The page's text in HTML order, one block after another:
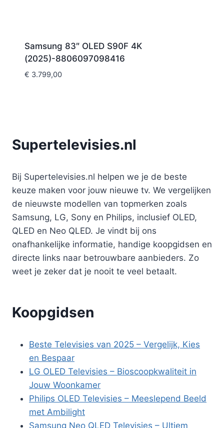
Samsung 83″ OLED S90F 4K
(2025)-8806097098416
€ 3.799,00
Supertelevisies.nl
Bij Supertelevisies.nl helpen we je de beste
keuze maken voor jouw nieuwe tv. We vergelijken
de nieuwste modellen van topmerken zoals
Samsung, LG, Sony en Philips, inclusief OLED,
QLED en Neo QLED. Je vindt bij ons
onafhankelijke informatie, handige koopgidsen en
directe links naar betrouwbare aanbieders. Zo
weet je zeker dat je nooit te veel betaalt.
Koopgidsen
Beste Televisies van 2025 – Vergelijk, Kies
en Bespaar
LG OLED Televisies – Bioscoopkwaliteit in
Jouw Woonkamer
Philips OLED Televisies – Meeslepend Beeld
met Ambilight
Samsung Neo QLED Televisies – Ultiem